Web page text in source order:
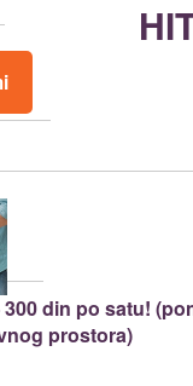
300 din po satu!
prostora)